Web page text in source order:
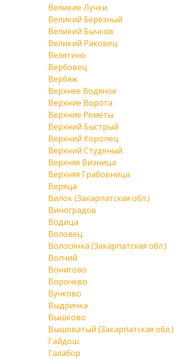
Великие Лучки
Великий Березный
Великий Бычков
Великий Раковец
Велятино
Вербовец
Вербяж
Верхнее Водяное
Верхние Ворота
Верхние Реметы
Верхний Быстрый
Верхний Коропец
Верхний Студеный
Верхняя Визница
Верхняя Грабовница
Веряца
Вилок (Закарпатская обл.)
Виноградов
Водица
Воловец
Волосянка (Закарпатская обл.)
Волчий
Вонигово
Ворочево
Вучково
Выдричка
Вышково
Вышоватый (Закарпатская обл.)
Гайдош
Галабор